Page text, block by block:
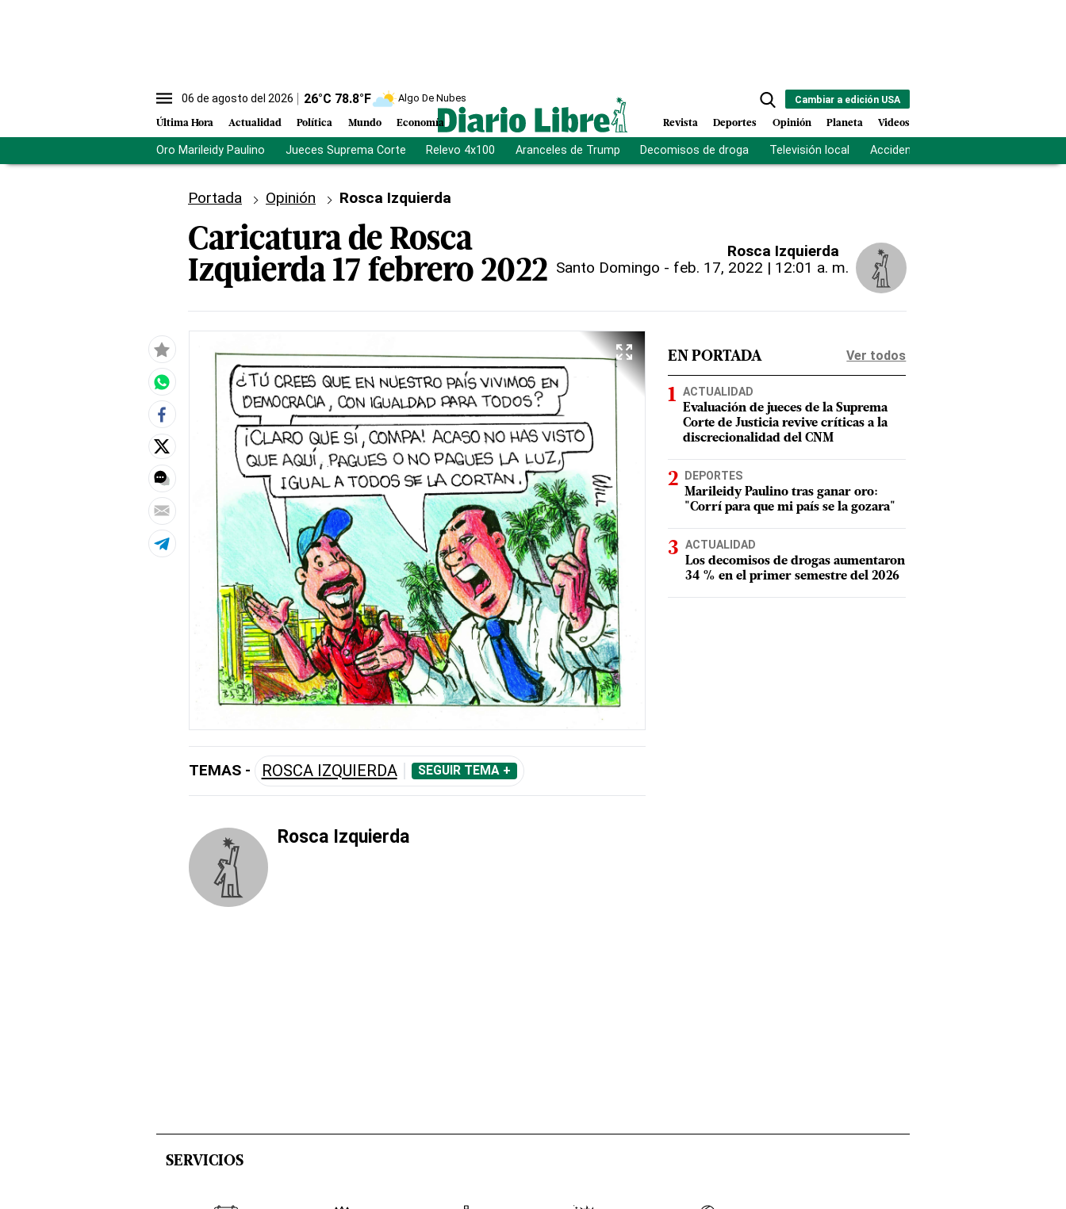
06 de agosto del 2026 26°C 78.8°F Algo De Nubes
Última Hora Actualidad Política Mundo Economía
Cambiar a edición USA
Revista Deportes Opinión Planeta Videos
Oro Marileidy Paulino Jueces Suprema Corte Relevo 4x100 Aranceles de Trump Decomisos de droga Televisión local Accidente Los Ríos
Portada Opinión Rosca Izquierda
Caricatura de Rosca
Izquierda 17 febrero 2022
Rosca Izquierda
Santo Domingo - feb. 17, 2022 | 12:01 a. m.
TEMAS - ROSCA IZQUIERDA SEGUIR TEMA +
Rosca Izquierda
EN PORTADA Ver todos
ACTUALIDAD
Evaluación de jueces de la Suprema
Corte de Justicia revive críticas a la
discrecionalidad del CNM
DEPORTES
Marileidy Paulino tras ganar oro:
"Corrí para que mi país se la gozara"
ACTUALIDAD
Los decomisos de drogas aumentaron
34 % en el primer semestre del 2026
SERVICIOS